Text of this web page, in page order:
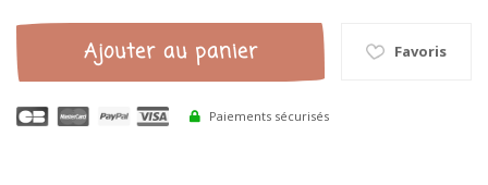
Ajouter au panier Favoris
Paiements sécurisés